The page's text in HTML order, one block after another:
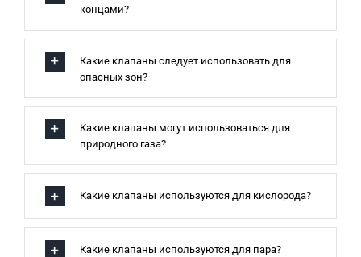
концами?
Какие клапаны следует использовать для
опасных зон?
Какие клапаны могут использоваться для
природного газа?
Какие клапаны используются для кислорода?
Какие клапаны используются для пара?